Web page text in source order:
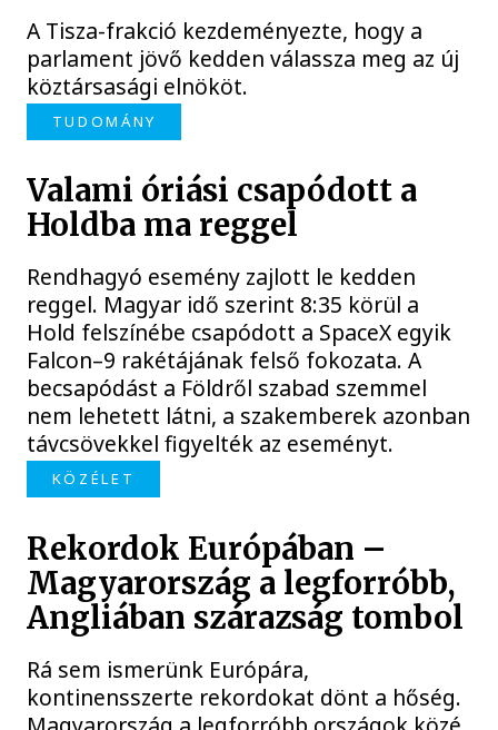
A Tisza-frakció kezdeményezte, hogy a
parlament jövő kedden válassza meg az új
köztársasági elnököt.
TUDOMÁNY
Valami óriási csapódott a
Holdba ma reggel
Rendhagyó esemény zajlott le kedden
reggel. Magyar idő szerint 8:35 körül a
Hold felszínébe csapódott a SpaceX egyik
Falcon–9 rakétájának felső fokozata. A
becsapódást a Földről szabad szemmel
nem lehetett látni, a szakemberek azonban
távcsövekkel figyelték az eseményt.
KÖZÉLET
Rekordok Európában –
Magyarország a legforróbb,
Angliában szárazság tombol
Rá sem ismerünk Európára,
kontinensszerte rekordokat dönt a hőség.